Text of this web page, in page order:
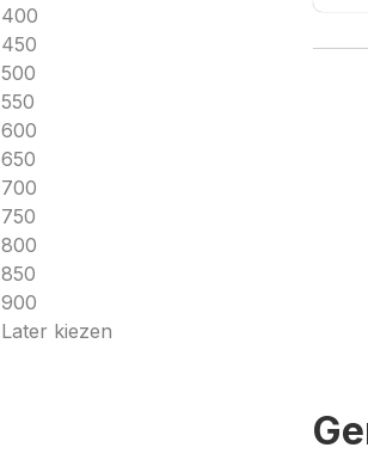
400
450
500
550
600
650
700
750
800
850
900
Later kiezen